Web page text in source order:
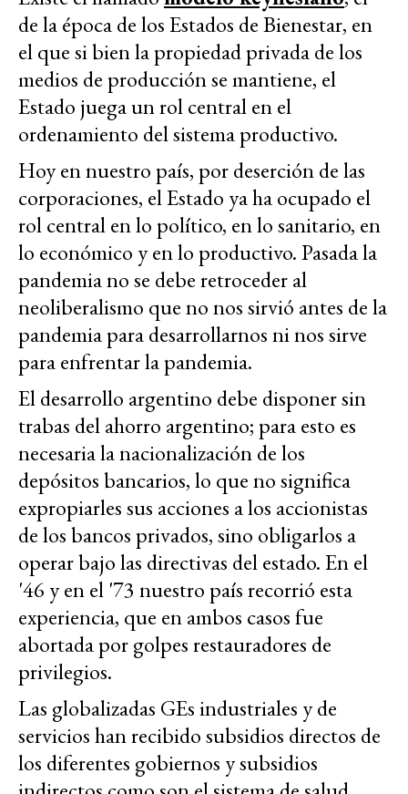
de la época de los Estados de Bienestar, en
el que si bien la propiedad privada de los
medios de producción se mantiene, el
Estado juega un rol central en el
ordenamiento del sistema productivo.
Hoy en nuestro país, por deserción de las
corporaciones, el Estado ya ha ocupado el
rol central en lo político, en lo sanitario, en
lo económico y en lo productivo. Pasada la
pandemia no se debe retroceder al
neoliberalismo que no nos sirvió antes de la
pandemia para desarrollarnos ni nos sirve
para enfrentar la pandemia.
El desarrollo argentino debe disponer sin
trabas del ahorro argentino; para esto es
necesaria la nacionalización de los
depósitos bancarios, lo que no significa
expropiarles sus acciones a los accionistas
de los bancos privados, sino obligarlos a
operar bajo las directivas del estado. En el
'46 y en el '73 nuestro país recorrió esta
experiencia, que en ambos casos fue
abortada por golpes restauradores de
privilegios.
Las globalizadas GEs industriales y de
servicios han recibido subsidios directos de
los diferentes gobiernos y subsidios